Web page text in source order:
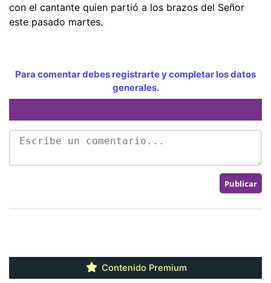
con el cantante quien partió a los brazos del Señor
este pasado martes.
Para comentar debes registrarte y completar los datos
generales.
Contenido Premium